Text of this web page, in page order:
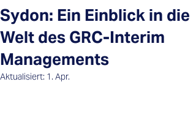
Sydon: Ein Einblick in die
Welt des GRC-Interim
Managements
Aktualisiert: 1. Apr.